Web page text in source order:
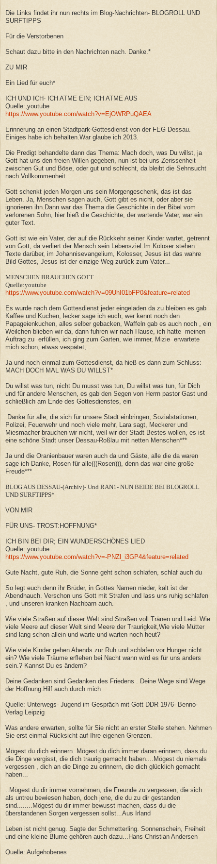
Die Links findet ihr nun rechts im Blog-Nachrichten- BLOGROLL UND
SURFTIPPS
Für die Verstorbenen
Schaut dazu bitte in den Nachrichten nach. Danke.*
ZU MIR
Ein Lied für euch*
ICH UND ICH- ICH ATME EIN; ICH ATME AUS
Quelle:,youtube
https://www.youtube.com/watch?v=EjOWRPuQAEA
Erinnerung an einen Stadtpark-Gottesdienst von der FEG Dessau.
Einiges habe ich behalten.War glaube ich 2013.
Die Predigt behandelte dann das Thema: Mach doch, was Du willst, ja
Gott hat uns den freien Willen gegeben, nun ist bei uns Zerissenheit
zwischen Gut und Böse, oder gut und schlecht, da bleibt die Sehnsucht
nach Vollkommenheit.
Gott schenkt jeden Morgen uns sein Morgengeschenk, das ist das
Leben. Ja, Menschen sagen auch, Gott gibt es nicht, oder aber sie
ignorieren ihn.Dann war das Thema die Geschichte in der Bibel vom
verlorenen Sohn, hier hieß die Geschichte, der wartende Vater, war ein
guter Text.
Gott ist wie ein Vater, der auf die Rückkehr seiner Kinder wartet, getrennt
von Gott, da verliert der Mensch sein Lebensziel.Im Koloser stehen
Texte darüber, im Johannisevangelium, Kolosser, Jesus ist das wahre
Bild Gottes, Jesus ist der einzige Weg zurück zum Vater...
MENSCHEN BRAUCHEN GOTT
Quelle:youtube
https://www.youtube.com/watch?v=09UhI01bFP0&feature=related
Es wurde nach dem Gottesdienst jeder eingeladen da zu bleiben es gab
Kaffee und Kuchen, lecker sage ich euch, wer kennt noch den
Papageienkuchen, alles selber gebacken, Waffeln gab es auch noch , ein
Weilchen blieben wir da, dann fuhren wir nach Hause, ich hatte meinen
Auftrag zu erfüllen, ich ging zum Garten, wie immer, Mizie erwartete
mich schon, etwas vespätet,
Ja und noch einmal zum Gottesdienst, da hieß es dann zum Schluss:
MACH DOCH MAL WAS DU WILLST*
Du willst was tun, nicht Du musst was tun, Du willst was tun, für Dich
und für andere Menschen, es gab den Segen von Herrn pastor Gast und
schließlich am Ende des Gottesdienstes, ein
Danke für alle, die sich für unsere Stadt einbringen, Sozialstationen,
Polizei, Feuerwehr und noch viele mehr, Lara sagt, Meckerer und
Miesmacher brauchen wir nicht, weil wir der Stadt Bestes wollen, es ist
eine schöne Stadt unser Dessau-Roßlau mit netten Menschen***
Ja und die Oranienbauer waren auch da und Gäste, alle die da waren
sage ich Danke, Rosen für alle(((Rosen))), denn das war eine große
Freude***
BLOG AUS DESSAU-(Archiv)- Und RAN1- NUN BEIDE BEI BLOGROLL
UND SURFTIPPS*
VON MIR
FÜR UNS- TROST:HOFFNUNG*
ICH BIN BEI DIR; EIN WUNDERSCHÖNES LIED
Quelle:.youtube
https://www.youtube.com/watch?v=-PNZl_i3GP4&feature=related
Gute Nacht, gute Ruh, die Sonne geht schon schlafen, schlaf auch du
So legt euch denn ihr Brüder, in Gottes Namen nieder, kalt ist der
Abendhauch. Verschon uns Gott mit Strafen und lass uns ruhig schlafen
, und unseren kranken Nachbarn auch.
Wie viele Straßen auf dieser Welt sind Straßen voll Tränen und Leid. Wie
viele Meere auf dieser Welt sind Meere der Traurigkeit,Wie viele Mütter
sind lang schon allein und warte und warten noch heut?
Wie viele Kinder gehen Abends zur Ruh und schlafen vor Hunger nicht
ein? Wie viele Träume erflehen bei Nacht wann wird es für uns anders
sein.? Kannst Du es ändern?
Deine Gedanken sind Gedanken des Friedens . Deine Wege sind Wege
der Hoffnung.Hilf auch durch mich
Quelle: Unterwegs- Jugend im Gespräch mit Gott DDR 1976- Benno-
Verlag Leipzig
Was andere erwarten, sollte für Sie nicht an erster Stelle stehen. Nehmen
Sie erst einmal Rücksicht auf Ihre eigenen Grenzen.
Mögest du dich erinnern. Mögest du dich immer daran erinnern, dass du
die Dinge vergisst, die dich traurig gemacht haben....Mögest du niemals
vergessen , dich an die Dinge zu erinnern, die dich glücklich gemacht
haben...
..Mögest du dir immer vornehmen, die Freunde zu vergessen, die sich
als untreu bewiesen haben, doch jene, die du zu dir gestanden
sind........Mögest du dir immer bewusst machen, dass du die
überstandenen Sorgen vergessen sollst...Aus Irland
Leben ist nicht genug. Sagte der Schmetterling. Sonnenschein, Freiheit
und eine kleine Blume gehören auch dazu...Hans Christian Andersen
Quelle: Aufgehobenes